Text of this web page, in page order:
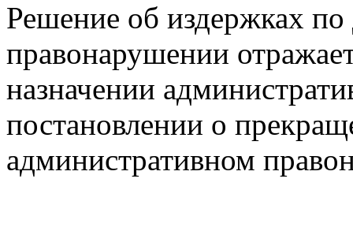
Решение об издержках
правонарушении
назначении
постановлении о
административном